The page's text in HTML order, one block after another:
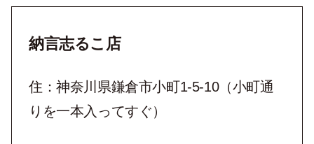
納言志るこ店
住：神奈川県鎌倉市小町1-5-10（小町通
りを一本入ってすぐ）